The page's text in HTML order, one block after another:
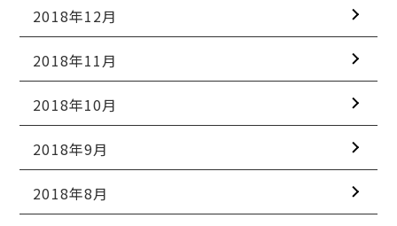
2018年12月
2018年11月
2018年10月
2018年9月
2018年8月